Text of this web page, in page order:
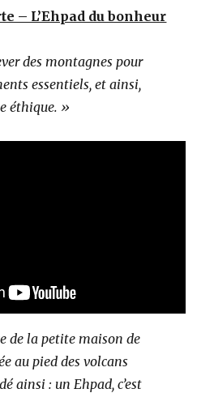
– L’Ehpad du bonheur
des montagnes pour
essentiels, et ainsi,
éthique. »
de la petite maison de
au pied des volcans
ainsi : un Ehpad, c’est